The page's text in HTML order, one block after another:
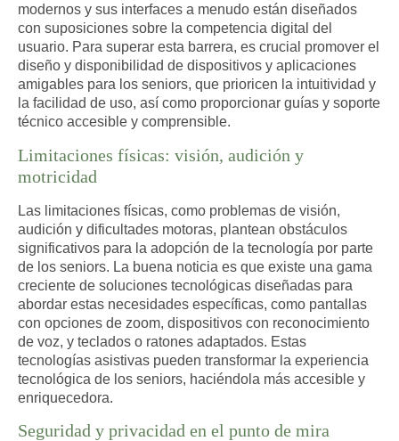
modernos y sus interfaces a menudo están diseñados
con suposiciones sobre la competencia digital del
usuario. Para superar esta barrera, es crucial promover el
diseño y disponibilidad de dispositivos y aplicaciones
amigables para los seniors, que prioricen la intuitividad y
la facilidad de uso, así como proporcionar guías y soporte
técnico accesible y comprensible.
Limitaciones físicas: visión, audición y
motricidad
Las limitaciones físicas, como problemas de visión,
audición y dificultades motoras, plantean obstáculos
significativos para la adopción de la tecnología por parte
de los seniors. La buena noticia es que existe una gama
creciente de soluciones tecnológicas diseñadas para
abordar estas necesidades específicas, como pantallas
con opciones de zoom, dispositivos con reconocimiento
de voz, y teclados o ratones adaptados. Estas
tecnologías asistivas pueden transformar la experiencia
tecnológica de los seniors, haciéndola más accesible y
enriquecedora.
Seguridad y privacidad en el punto de mira